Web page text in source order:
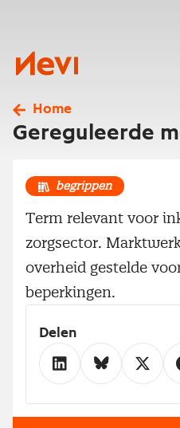
Nevi
Home
Gereguleerde
begrippen
Term relevant voor
zorgsector.
overheid gestelde
beperkingen.
Delen